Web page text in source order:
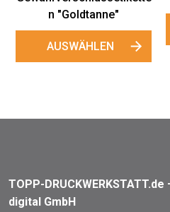
TOPP-
digital GmbH